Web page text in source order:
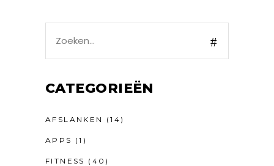
for:
CATEGORIEËN
AFSLANKEN (14)
APPS (1)
FITNESS (40)